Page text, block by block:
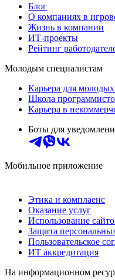
Блог
О компаниях в
Жизнь в компании
ИТ-проекты
Рейтинг
Молодым специалистам
Карьера для
Школа
Карьера в
Боты для
Мобильное приложение
Этика и комплаенс
Оказание услуг
Использование
Защита
Пользовательское
ИТ аккредитация
На информационном